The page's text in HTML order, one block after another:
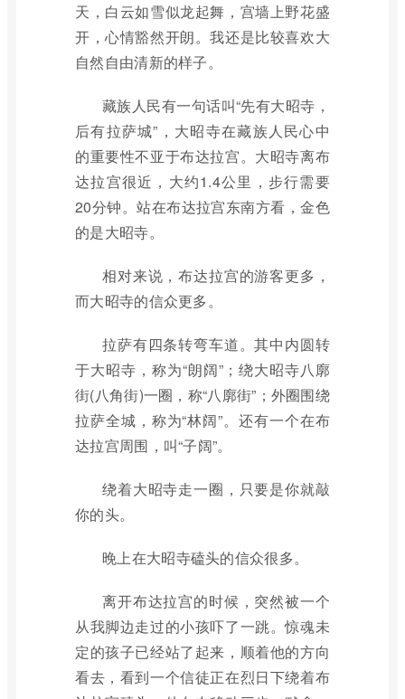
天，白云如雪似龙起舞，宫墙上野花盛
开，心情豁然开朗。我还是比较喜欢大
自然自由清新的样子。
藏族人民有一句话叫“先有大昭寺，
后有拉萨城”，大昭寺在藏族人民心中
的重要性不亚于布达拉宫。大昭寺离布
达拉宫很近，大约1.4公里，步行需要
20分钟。站在布达拉宫东南方看，金色
的是大昭寺。
相对来说，布达拉宫的游客更多，
而大昭寺的信众更多。
拉萨有四条转弯车道。其中内圆转
于大昭寺，称为“朗阔”；绕大昭寺八廓
街(八角街)一圈，称“八廓街”；外圈围绕
拉萨全城，称为“林阔”。还有一个在布
达拉宫周围，叫“子阔”。
绕着大昭寺走一圈，只要是你就敲
你的头。
晚上在大昭寺磕头的信众很多。
离开布达拉宫的时候，突然被一个
从我脚边走过的小孩吓了一跳。惊魂未
定的孩子已经站了起来，顺着他的方向
看去，看到一个信徒正在烈日下绕着布